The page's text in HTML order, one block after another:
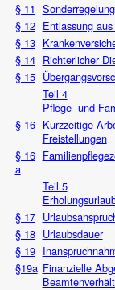
§ 11
§ 12 Entlassung
§ 13
§ 14 Richterlicher
§ 15
Teil 4
Pflege- und
§ 16 Kurzzeitige
Freistellungen
§ 16
a
Teil 5
§ 17
§ 18 Urlaubsdauer
§ 19
§19a Finanzielle